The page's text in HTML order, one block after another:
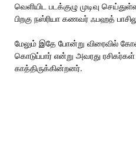
வெளியிட படக்குழு முடிவு
பிறகு நஸ்ரியா கணவர் ஃபஹத்
மேலும் இதே போன்று விரைவில்
கொடுப்பார் என்று அவரது ரசிகர்கள்
காத்திருக்கின்றனர்.